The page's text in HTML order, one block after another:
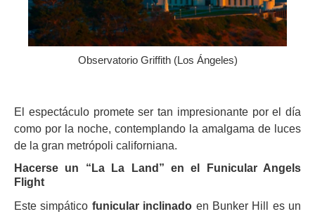
Observatorio Griffith (Los Ángeles)
El espectáculo promete ser tan impresionante por el día
como por la noche, contemplando la amalgama de luces
de la gran metrópoli californiana.
Hacerse un “La La Land” en el Funicular Angels
Flight
Este simpático funicular inclinado en Bunker Hill es un